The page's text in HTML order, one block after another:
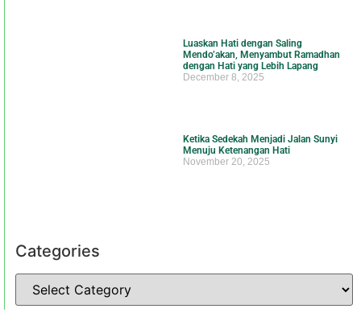
Luaskan Hati dengan Saling
Mendo’akan, Menyambut Ramadhan
dengan Hati yang Lebih Lapang
December 8, 2025
Ketika Sedekah Menjadi Jalan Sunyi
Menuju Ketenangan Hati
November 20, 2025
Categories